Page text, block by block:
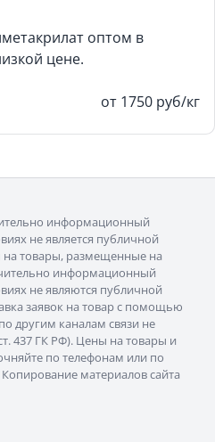
оптом в
цене.
от 1750 руб/кг
информационный
не является публичной
на товары, размещенные на
информационный
не являются публичной
заявок на товар с помощью
другим каналам связи не
437 ГК РФ). Цены на товары и
по телефонам или по
материалов сайта